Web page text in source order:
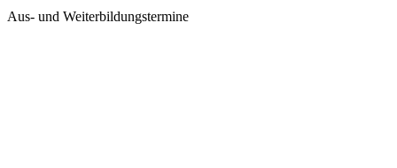
Aus- und Weiterbildungstermine